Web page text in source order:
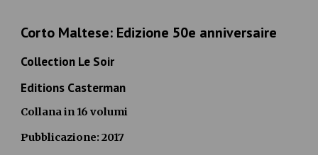
Corto Maltese: Edizione 50e anniversaire
Collection Le Soir
Editions Casterman
Collana in 16 volumi
Pubblicazione: 2017